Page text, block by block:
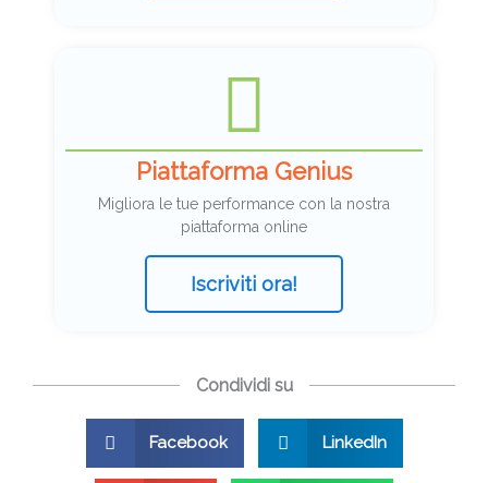
Piattaforma Genius
Migliora le tue performance con la nostra
piattaforma online
Iscriviti ora!
Condividi su
Facebook LinkedIn